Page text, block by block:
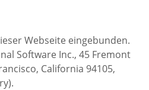
Webseite eingebunden.
Software Inc., 45 Fremont
California 94105,